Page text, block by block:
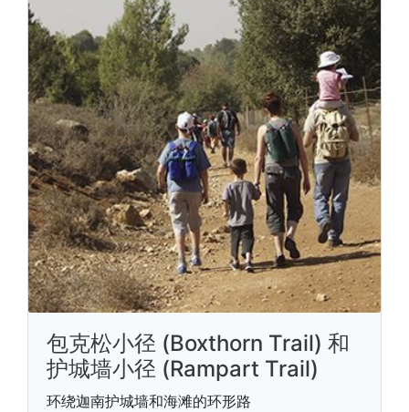
包克松小径 (Boxthorn Trail) 和
护城墙小径 (Rampart Trail)
环绕迦南护城墙和海滩的环形路